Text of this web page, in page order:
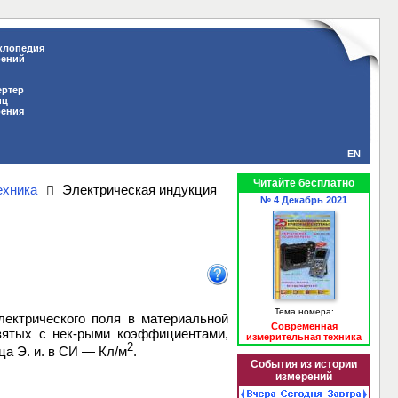
EN
Электрическая индукция
поля в материальной
с нек-рыми коэффициентами,
Э. и. в СИ — Кл/м2.
Читайте бесплатно
№ 4 Декабрь 2021
Тема номера:
Современная
измерительная техника
События из истории
измерений